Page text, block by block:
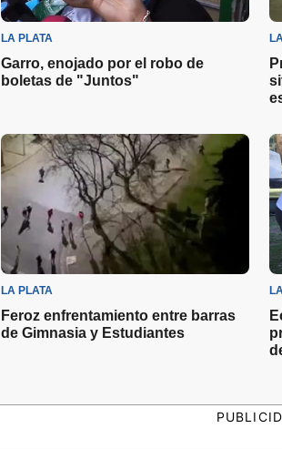
LA PLATA
Garro, enojado por el robo de
boletas de "Juntos"
LA PLATA
Feroz enfrentamiento entre barras
de Gimnasia y Estudiantes